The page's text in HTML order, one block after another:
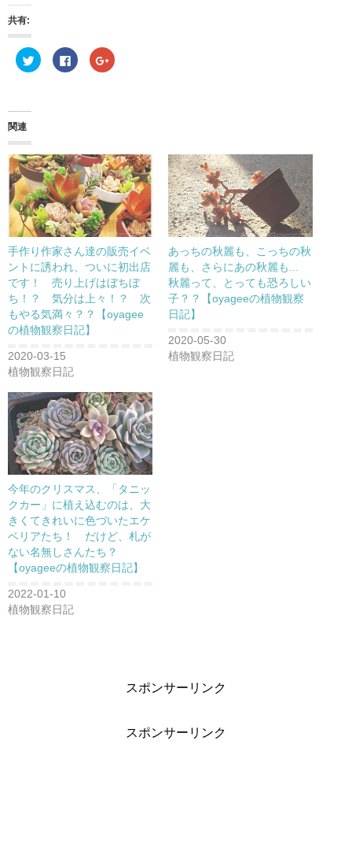
共有:
ク
リ
t
e
r
で
共
有
(
新
し
い
ウ
ィ
ン
ド
ウ
で
開
き
ま
す
F
a
有
す
る
に
は
ク
リ
ッ
ク
し
て
く
さ
い
(
新
し
い
ウ
ウ
で
き
ま
す
)
ク
リ
l
e
+
で
共
有
新
し
い
ウ
ィ
ン
ド
ウ
で
開
き
ま
関連
手作り作家さん達の販売イベ
ントに誘われ、ついに初出店
です！ 売り上げはぼちぼ
ち！？ 気分は上々！？ 次
もやる気満々？？【oyagee
の植物観察日記】
2020-03-15
植物観察日記
あっちの秋麗も、こっちの秋
麗も、さらにあの秋麗も...
秋麗って、とっても恐ろしい
子？？【oyageeの植物観察
日記】
2020-05-30
植物観察日記
今年のクリスマス、「タニッ
クカー」に植え込むのは、大
きくてきれいに色づいたエケ
ベリアたち！ だけど、札が
ない名無しさんたち？
【oyageeの植物観察日記】
2022-01-10
植物観察日記
スポンサーリンク
スポンサーリンク